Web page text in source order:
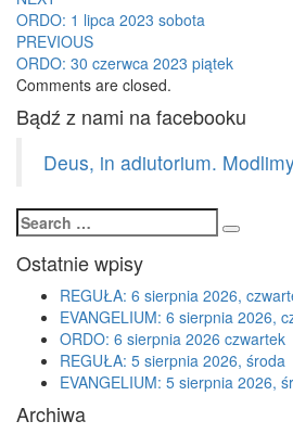
navigation
ORDO: 1 lipca 2023 sobota
PREVIOUS
ORDO: 30 czerwca 2023 piątek
Comments are closed.
Bądź z nami na facebooku
Deus, in adiutorium.
Search
for:
Search
Ostatnie wpisy
REGUŁA: 6 sierpnia 2026,
EVANGELIUM: 6 sierpnia 2026,
ORDO: 6 sierpnia 2026 czwartek
REGUŁA: 5 sierpnia 2026, środa
EVANGELIUM: 5 sierpnia 2026,
Archiwa